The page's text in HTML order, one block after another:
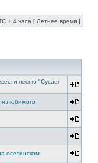
+ 4 часа [ Летнее время ]
песню "Cусаег
любимого
осетинском-